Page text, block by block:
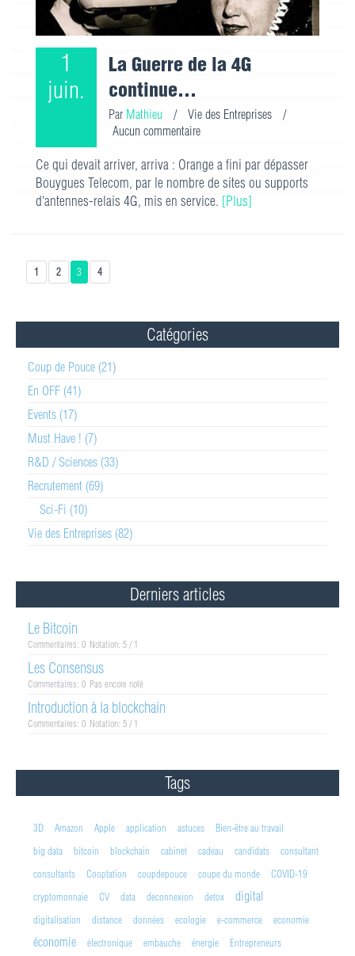
1
juin.
La Guerre de la 4G
continue...
Par Mathieu / Vie des Entreprises
/
Aucun commentaire
Ce qui devait arriver, arriva : Orange a fini par dépasser
Bouygues Telecom, par le nombre de sites ou supports
d'antennes-relais 4G, mis en service. [Plus]
1 2 3 4
Catégories
Coup de Pouce (21)
En OFF (41)
Events (17)
Must Have ! (7)
R&D / Sciences (33)
Recrutement (69)
Sci-Fi (10)
Vie des Entreprises (82)
Derniers articles
Le Bitcoin
Commentaires: 0 Notation: 5 / 1
Les Consensus
Commentaires: 0 Pas encore noté
Introduction à la blockchain
Commentaires: 0 Notation: 5 / 1
Tags
3D Amazon Apple application astuces
Bien-être au travail
big data
bitcoin blockchain cabinet cadeau candidats
consultant
consultants
Cooptation coupdepouce coupe du monde
COVID-19
cryptomonnaie
CV data deconnexion detox digital
digitalisation distance données ecologie e-commerce economie
économie électronique embauche énergie Entrepreneurs